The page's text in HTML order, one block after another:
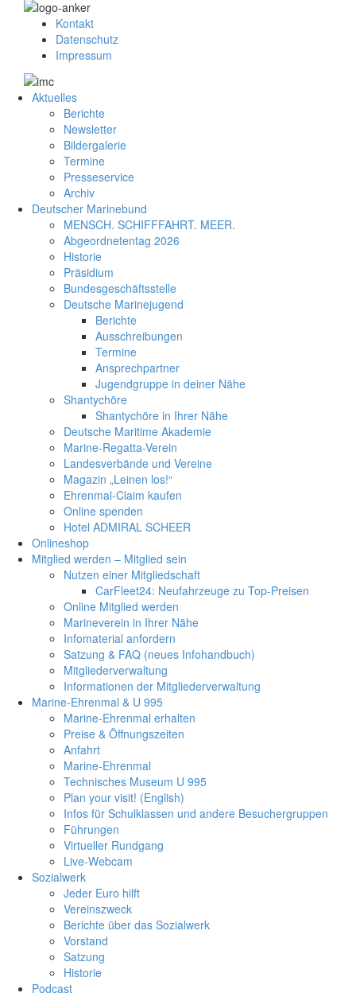
Kontakt
Datenschutz
Impressum
Aktuelles
Berichte
Newsletter
Bildergalerie
Termine
Presseservice
Archiv
Deutscher Marinebund
MENSCH. SCHIFFFAHRT. MEER.
Abgeordnetentag 2026
Historie
Präsidium
Bundesgeschäftsstelle
Deutsche Marinejugend
Berichte
Ausschreibungen
Termine
Ansprechpartner
Jugendgruppe in deiner Nähe
Shantychöre
Shantychöre in Ihrer Nähe
Deutsche Maritime Akademie
Marine-Regatta-Verein
Landesverbände und Vereine
Magazin „Leinen los!“
Ehrenmal-Claim kaufen
Online spenden
Hotel ADMIRAL SCHEER
Onlineshop
Mitglied werden – Mitglied sein
Nutzen einer Mitgliedschaft
CarFleet24: Neufahrzeuge zu Top-Preisen
Online Mitglied werden
Marineverein in Ihrer Nähe
Infomaterial anfordern
Satzung & FAQ (neues Infohandbuch)
Mitgliederverwaltung
Informationen der Mitgliederverwaltung
Marine-Ehrenmal & U 995
Marine-Ehrenmal erhalten
Preise & Öffnungszeiten
Anfahrt
Marine-Ehrenmal
Technisches Museum U 995
Plan your visit! (English)
Infos für Schulklassen und andere Besuchergruppen
Führungen
Virtueller Rundgang
Live-Webcam
Sozialwerk
Jeder Euro hilft
Vereinszweck
Berichte über das Sozialwerk
Vorstand
Satzung
Historie
Podcast